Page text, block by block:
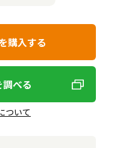
購入する
べる
ついて